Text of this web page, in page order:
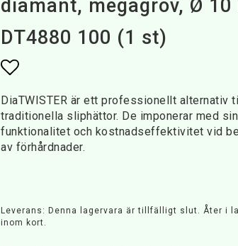
diamant, megagrov, Ø 10
DT4880 100 (1 st)
Lägg till i favoritlistan
DiaTWISTER är ett professionellt alternativ
traditionella sliphättor. De imponerar med sin
funktionalitet och kostnadseffektivitet vid
av förhårdnader.
Leverans: Denna lagervara är tillfälligt slut. Åter i
inom kort.